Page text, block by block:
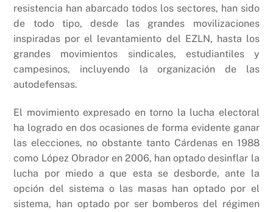
resistencia han abarcado todos los sectores, han sido
de todo tipo, desde las grandes movilizaciones
inspiradas por el levantamiento del EZLN, hasta los
grandes movimientos sindicales, estudiantiles y
campesinos, incluyendo la organización de las
autodefensas.
El movimiento expresado en torno la lucha electoral
ha logrado en dos ocasiones de forma evidente ganar
las elecciones, no obstante tanto Cárdenas en 1988
como López Obrador en 2006, han optado desinflar la
lucha por miedo a que esta se desborde, ante la
opción del sistema o las masas han optado por el
sistema, han optado por ser bomberos del régimen